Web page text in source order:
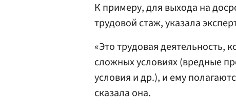
К примеру, для выхода на
трудовой стаж, указала
«Это трудовая деятельность,
сложных условиях (вредные
условия и др.), и ему
сказала она.